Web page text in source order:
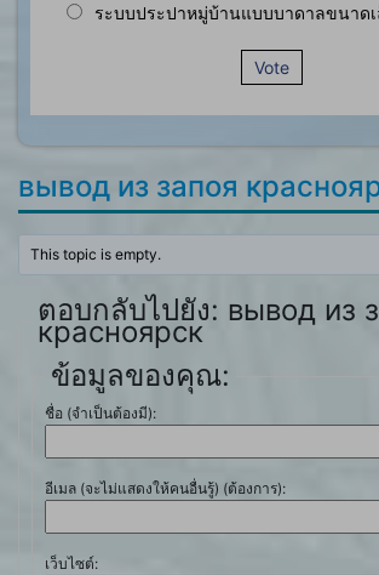
ระบบประปาหมู่บ้านแบบบาดาลขนาด
Vote
вывод из запоя
This topic is empty.
ตอบกลับไปยัง: вывод из
красноярск
ข้อมูลของคุณ:
ชื่อ (จำเป็นต้องมี):
อีเมล (จะไม่แสดงให้คนอื่นรู้) (ต้องการ):
เว็บไซต์: